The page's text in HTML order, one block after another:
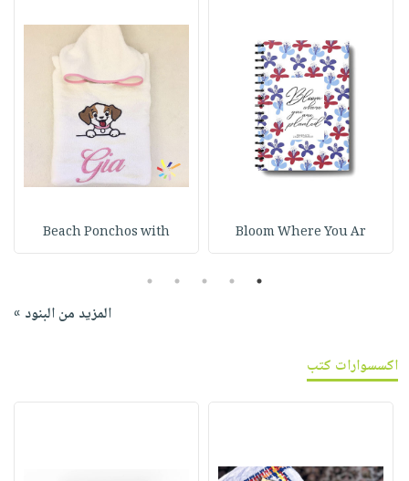
Bloom Where You Ar
Beach Ponchos with
1
2
3
4
5
المزيد من البنود »
اكسسوارات كتب